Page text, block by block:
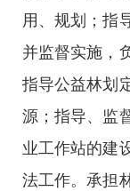
用、规划；指
并监督实施，
指导公益林划
源；指导、监
业工作站的建
法工作。承担